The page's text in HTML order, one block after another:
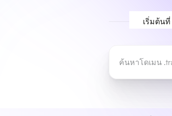
เริ่มต้นที่